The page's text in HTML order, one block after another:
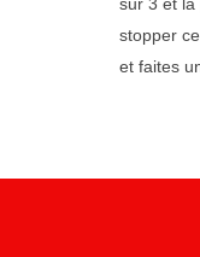
stopper
et faites